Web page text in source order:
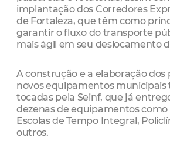
implantação dos Corredores
de Fortaleza, que têm como
garantir o fluxo do transporte
mais ágil em seu deslocamento
A construção e a elaboração dos
novos equipamentos municipais
tocadas pela Seinf, que já
dezenas de equipamentos como
Escolas de Tempo Integral,
outros.